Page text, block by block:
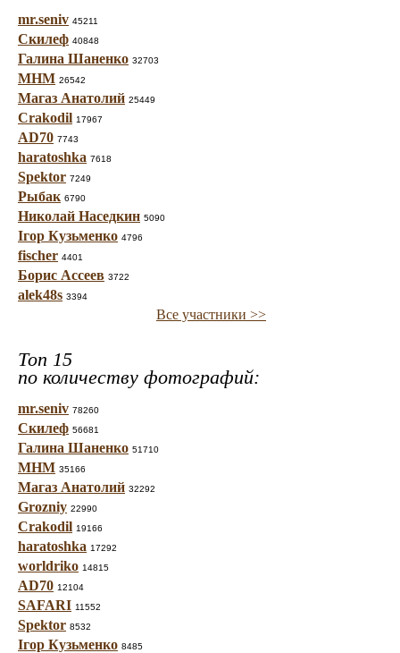
mr.seniv 45211
Скилеф 40848
Галина Шаненко 32703
МНМ 26542
Магаз Анатолий 25449
Crakodil 17967
AD70 7743
haratoshka 7618
Spektor 7249
Рыбак 6790
Николай Наседкин 5090
Ігор Кузьменко 4796
fischer 4401
Борис Ассеев 3722
alek48s 3394
Все участники >>
Топ 15
по количеству фотографий:
mr.seniv 78260
Скилеф 56681
Галина Шаненко 51710
МНМ 35166
Магаз Анатолий 32292
Grozniy 22990
Crakodil 19166
haratoshka 17292
worldriko 14815
AD70 12104
SAFARI 11552
Spektor 8532
Ігор Кузьменко 8485